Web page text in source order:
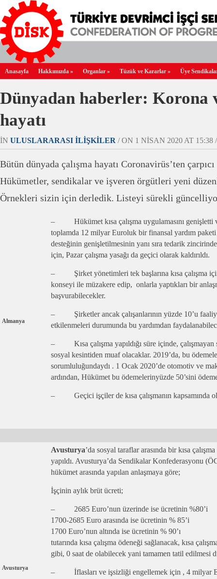
Anasayfa Hakkımızda » Organlar » Tüzük ve Kararlar » Üye
Dünyadan haberler: Korona
hayatı
IN ULUSLARARASI İLIŞKILER / ON 1 NISAN 2020 AT 15:38 /
Bütün dünyada çalışma hayatı Coronavirüs’ten
Hükümetler, sendikalar ve işveren örgütleri yeni
Örnekleri sizin için derledik. Listeyi sürekli
Almanya
– Hükümet kısa çalışma uygulamasını genişletti
toplamda 12 milyar Euroluk bir finansal yardım paketi
desteğinin genişletilmesinin yanı sıra tedarik zincirinde
için, Pazar çalışma yasağı da geçici olarak kaldırıldı.
– Şirket yönetimleri tek başlarına kısa çalışma
konseyi ile müzakere edip, onlarla yaptıkları bir
başvurabilecekler.
– Şirketler ancak çalışanlarının yüzde 10’u
etkilenmeleri durumunda bu yardımdan
– Kısa çalışma yapıldığı süre içinde, çalışmayan
sosyal kesintiden muaf olacaklar. 2019’da, bu
sorumluluğundaydı . 1 Ocak 2020’de otomotiv ve
ardından, Hükümet bu ödemelerinyüzde 50’sini
– Geçici işçiler de kısa çalışmanın kapsamında
Avusturya
Avusturya’da sosyal taraflar arasında bir kısa
yapıldı. Avusturya’da Sendikalar Konfederasyonu
hükümet arasında yapılan anlaşmaya göre;
İşçinin aylık brüt ücreti;
– 2685 Euro’nun üzerinde ise ücretinin %80’i
1700-2685 Euro arasında ise ücretinin % 85’i
1700 Euro’nun altında ise ücretinin % 90’ı
tutarında kısa çalışma ödeneği sağlanacak, kısa
gibi, 0 saat de olabilecek yani tamamen tatil edilmesi
– İflasları ve işsizliği engellemek için , 4 milyar